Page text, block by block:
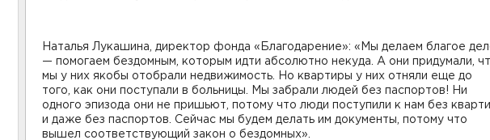
Наталья Лукашина, директор фонда «Благодарение»: «Мы делаем благое
— помогаем бездомным, которым идти абсолютно некуда. А они придумали,
мы у них якобы отобрали недвижимость. Но квартиры у них отняли еще до
того, как они поступали в больницы. Мы забрали людей без паспортов! Ни
одного эпизода они не пришьют, потому что люди поступили к нам без
и даже без паспортов. Сейчас мы будем делать им документы, потому что
вышел соответствующий закон о бездомных».